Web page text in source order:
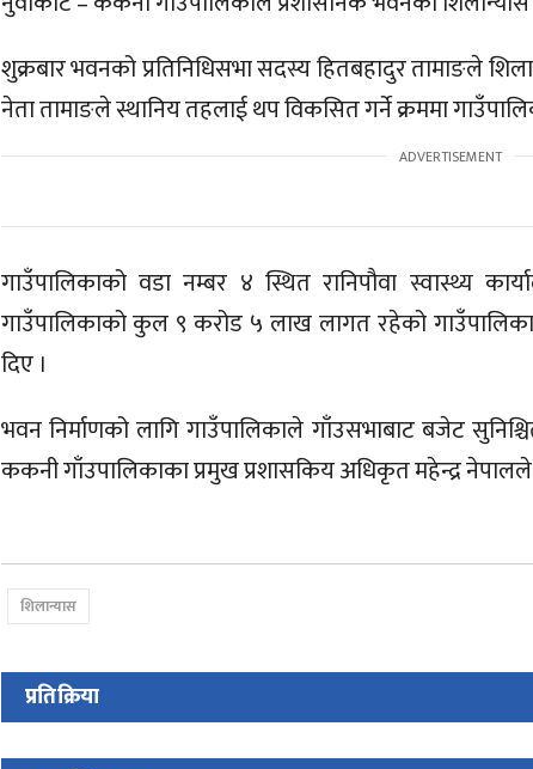
शुक्रबार भवनको प्रतिनिधिसभा सदस्य हितबहादुर तामाङले
नेता तामाङले स्थानिय तहलाई थप विकसित गर्ने क्रममा
गाउँपालिकाको वडा नम्बर ४ स्थित रानिपौवा स्वास्थ्य
गाउँपालिकाको कुल ९ करोड ५ लाख लागत रहेको
दिए ।
भवन निर्माणको लागि गाउँपालिकाले गाँउसभाबाट बजेट
ककनी गाँउपालिकाका प्रमुख प्रशासकिय अधिकृत महेन्द्र नेपालले
शिलान्यास
प्रतिक्रिया